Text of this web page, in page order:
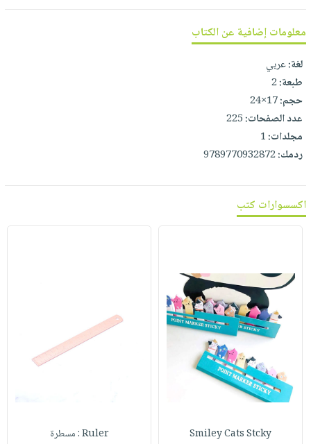
انشر
كتابك
معنا
معلومات إضافية عن الكتاب
لغة:عربي
طبعة:2
حجم:17×24
عدد الصفحات:225
مجلدات:1
ردمك:9789770932872
اكسسوارات كتب
Smiley Cats Stcky Ruler : مسطرة